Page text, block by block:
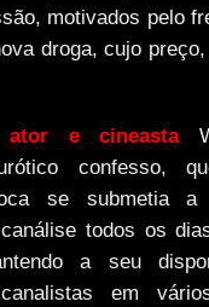
motivados pelo
droga, cujo
e cineasta
confesso,
se submetia a
todos os
a seu
em